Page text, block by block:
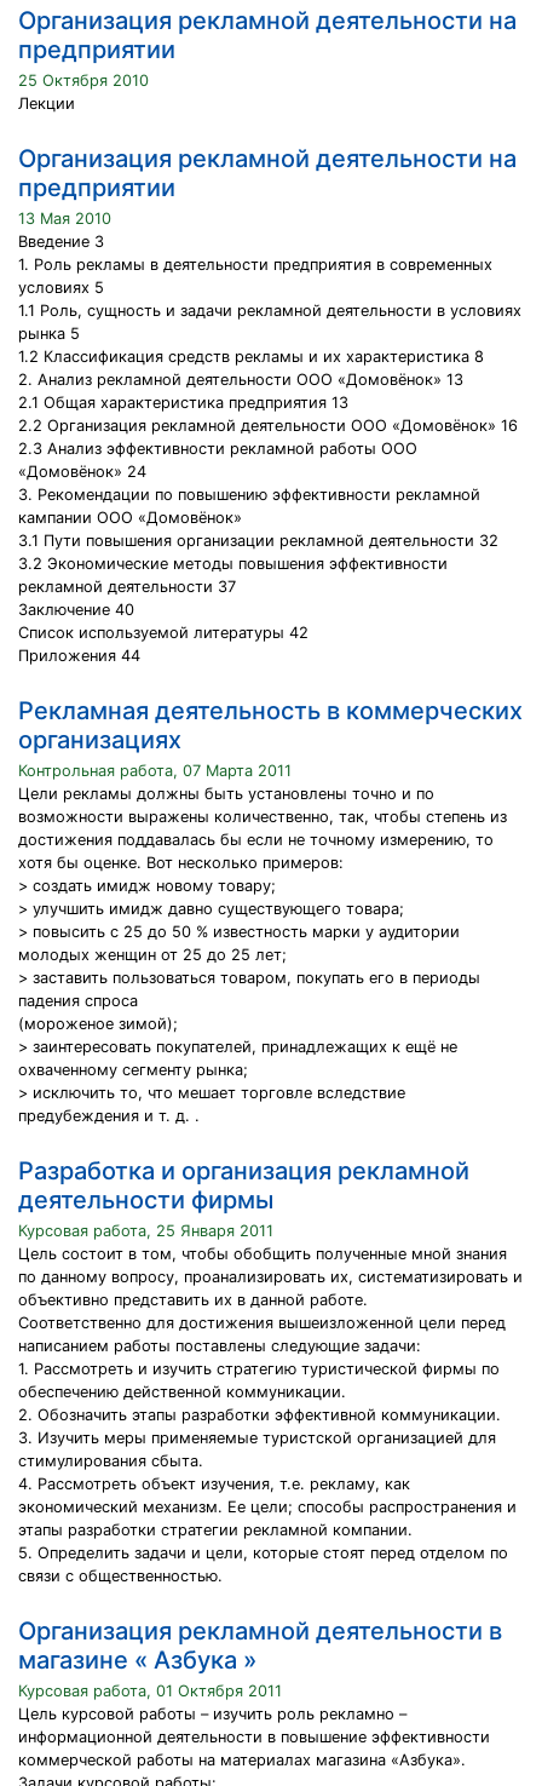
Организация рекламной деятельности на
предприятии
25 Октября 2010
Лекции
Организация рекламной деятельности на
предприятии
13 Мая 2010
Введение 3
1. Роль рекламы в деятельности предприятия в современных
условиях 5
1.1 Роль, сущность и задачи рекламной деятельности в условиях
рынка 5
1.2 Классификация средств рекламы и их характеристика 8
2. Анализ рекламной деятельности ООО «Домовёнок» 13
2.1 Общая характеристика предприятия 13
2.2 Организация рекламной деятельности ООО «Домовёнок» 16
2.3 Анализ эффективности рекламной работы ООО
«Домовёнок» 24
3. Рекомендации по повышению эффективности рекламной
кампании ООО «Домовёнок»
3.1 Пути повышения организации рекламной деятельности 32
3.2 Экономические методы повышения эффективности
рекламной деятельности 37
Заключение 40
Список используемой литературы 42
Приложения 44
Рекламная деятельность в коммерческих
организациях
Контрольная работа, 07 Марта 2011
Цели рекламы должны быть установлены точно и по
возможности выражены количественно, так, чтобы степень из
достижения поддавалась бы если не точному измерению, то
хотя бы оценке. Вот несколько примеров:
> создать имидж новому товару;
> улучшить имидж давно существующего товара;
> повысить с 25 до 50 % известность марки у аудитории
молодых женщин от 25 до 25 лет;
> заставить пользоваться товаром, покупать его в периоды
падения спроса
(мороженое зимой);
> заинтересовать покупателей, принадлежащих к ещё не
охваченному сегменту рынка;
> исключить то, что мешает торговле вследствие
предубеждения и т. д. .
Разработка и организация рекламной
деятельности фирмы
Курсовая работа, 25 Января 2011
Цель состоит в том, чтобы обобщить полученные мной знания
по данному вопросу, проанализировать их, систематизировать и
объективно представить их в данной работе.
Соответственно для достижения вышеизложенной цели перед
написанием работы поставлены следующие задачи:
1. Рассмотреть и изучить стратегию туристической фирмы по
обеспечению действенной коммуникации.
2. Обозначить этапы разработки эффективной коммуникации.
3. Изучить меры применяемые туристской организацией для
стимулирования сбыта.
4. Рассмотреть объект изучения, т.е. рекламу, как
экономический механизм. Ее цели; способы распространения и
этапы разработки стратегии рекламной компании.
5. Определить задачи и цели, которые стоят перед отделом по
связи с общественностью.
Организация рекламной деятельности в
магазине « Азбука »
Курсовая работа, 01 Октября 2011
Цель курсовой работы – изучить роль рекламно –
информационной деятельности в повышение эффективности
коммерческой работы на материалах магазина «Азбука».